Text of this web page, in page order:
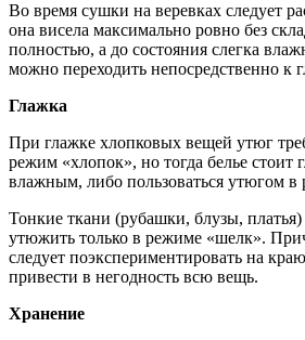
Во время сушки на веревках следует
она висела максимально ровно без
полностью, а до состояния слегка
можно переходить непосредственно к
Глажка
При глажке хлопковых вещей утюг
режим «хлопок», но тогда белье стоит
влажным, либо пользоваться утюгом
Тонкие ткани (рубашки, блузы, платья)
утюжить только в режиме «шелк».
следует поэкспериментировать на
привести в негодность всю вещь.
Хранение